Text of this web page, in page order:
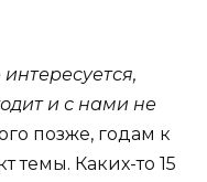
и с нами не
позже, годам к
темы. Каких-то 15